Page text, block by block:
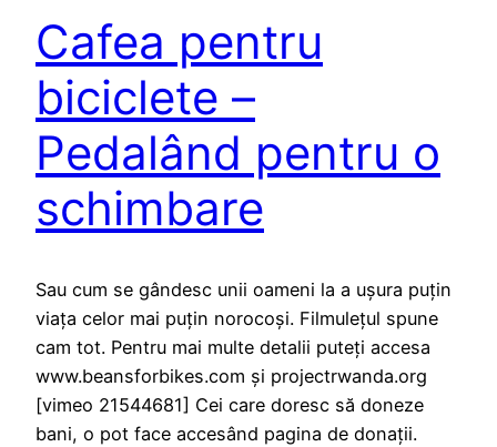
Cafea pentru
biciclete –
Pedalând pentru o
schimbare
Sau cum se gândesc unii oameni la a ușura puțin
viața celor mai puțin norocoși. Filmulețul spune
cam tot. Pentru mai multe detalii puteți accesa
www.beansforbikes.com și projectrwanda.org
[vimeo 21544681] Cei care doresc să doneze
bani, o pot face accesând pagina de donații.